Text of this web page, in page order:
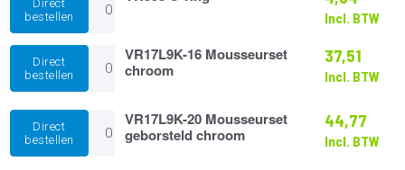
Direct
bestellen
ring
aantal
Incl. BTW
Direct
bestellen
VR17L9K-
Mousseurset
aantal
VR17L9K-16 Mousseurset
chroom
37,51
Incl. BTW
Direct
bestellen
VR17L9K-
Mousseurset
VR17L9K-20 Mousseurset
geborsteld chroom
44,77
Incl. BTW